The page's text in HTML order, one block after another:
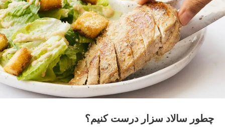
چطور سالاد سزار درست کنیم؟